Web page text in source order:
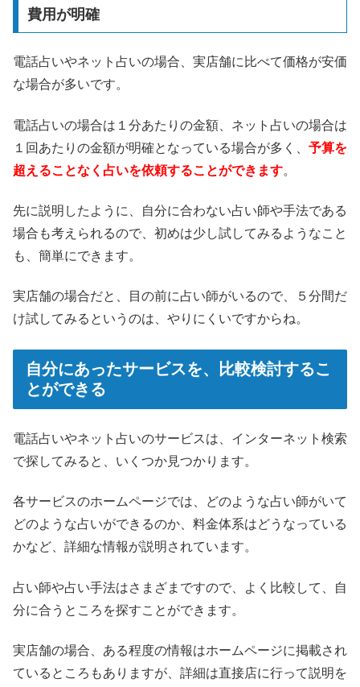
費用が明確
電話占いやネット占いの場合、実店舗に比べて価格が安価
な場合が多いです。
電話占いの場合は１分あたりの金額、ネット占いの場合は
１回あたりの金額が明確となっている場合が多く、 予算を
超えることなく占いを依頼することができます。
先に説明したように、自分に合わない占い師や手法である
場合も考えられるので、初めは少し試してみるようなこと
も、簡単にできます。
実店舗の場合だと、目の前に占い師がいるので、５分間だ
け試してみるというのは、やりにくいですからね。
自分にあったサービスを、比較検討するこ
とができる
電話占いやネット占いのサービスは、インターネット検索
で探してみると、いくつか見つかります。
各サービスのホームページでは、どのような占い師がいて
どのような占いができるのか、料金体系はどうなっている
かなど、詳細な情報が説明されています。
占い師や占い手法はさまざまですので、よく比較して、自
分に合うところを探すことができます。
実店舗の場合、ある程度の情報はホームページに掲載され
ているところもありますが、詳細は直接店に行って説明を